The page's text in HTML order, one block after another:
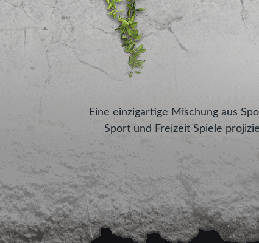
Eine einzigartige Mischung aus
Sport und Freizeit Spiele